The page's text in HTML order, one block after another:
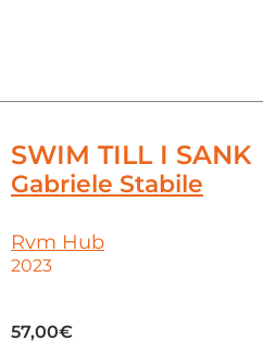
SWIM TILL I SANK
Gabriele Stabile
Rvm Hub
2023
57,00€